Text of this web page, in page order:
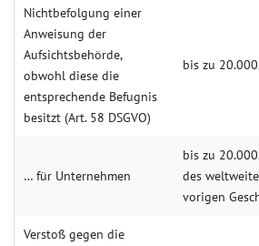
Nichtbefolgung einer
Anweisung der
Aufsichtsbehörde,
obwohl diese die
entsprechende Befugnis
besitzt (Art. 58 DSGVO)
bis zu
… für Unternehmen
bis zu
des
vorigen
Verstoß gegen die